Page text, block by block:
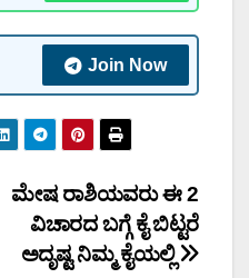
Join Now
ಮೇಷ ರಾಶಿಯವರು ಈ 2
ವಿಚಾರದ ಬಗ್ಗೆ ಕೈ ಬಿಟ್ಟರೆ
ಅದೃಷ್ಟ ನಿಮ್ಮ ಕೈಯಲ್ಲಿ